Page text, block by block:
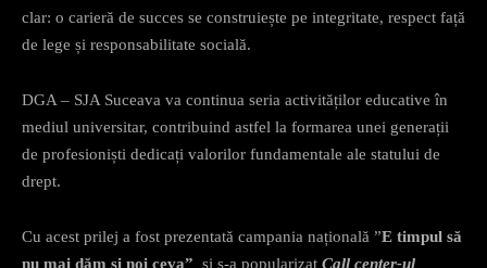
clar: o carieră de succes se construiește pe integritate, respect față
de lege și responsabilitate socială.
DGA – SJA Suceava va continua seria activităților educative în
mediul universitar, contribuind astfel la formarea unei generații
de profesioniști dedicați valorilor fundamentale ale statului de
drept.
Cu acest prilej a fost prezentată campania națională ”E timpul să
nu mai dăm și noi ceva” și s-a popularizat Call center-ul